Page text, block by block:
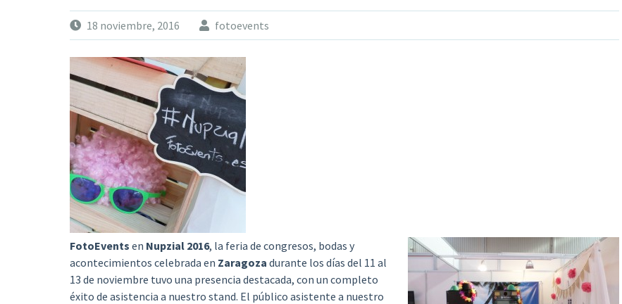
18 noviembre, 2016 fotoevents
FotoEvents en Nupzial 2016, la feria de congresos, bodas y
acontecimientos celebrada en Zaragoza durante los días del 11 al
13 de noviembre tuvo una presencia destacada, con un completo
éxito de asistencia a nuestro stand. El público asistente a nuestro